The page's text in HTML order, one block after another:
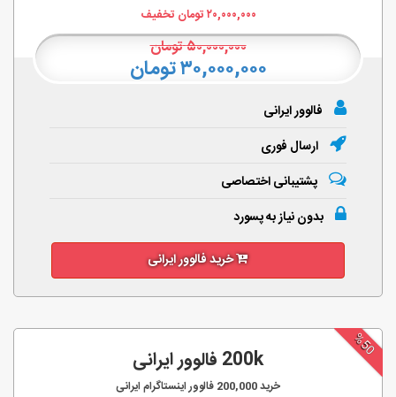
۲۰,۰۰۰,۰۰۰تومان تخفیف
۵۰,۰۰۰,۰۰۰تومان
۳۰,۰۰۰,۰۰۰ تومان
فالوور ایرانی
ارسال فوری
پشتیبانی اختصاصی
بدون نیاز به پسورد
خرید فالوور ایرانی
%50
200k فالوور ایرانی
خرید200,000 فالوور اینستاگرام ایرانی